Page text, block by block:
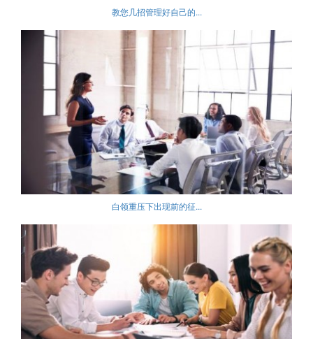
教您几招管理好自己的...
白领重压下出现前的征...